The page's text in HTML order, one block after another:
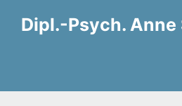
Dipl.-Psych.